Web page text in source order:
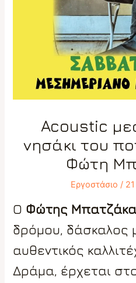
Acoustic
νησάκι του
Φώτη
Εργοστάσιο /
Ο Φώτης
δρόμου, δάσκαλος
αυθεντικός
Δράμα, έρχεται